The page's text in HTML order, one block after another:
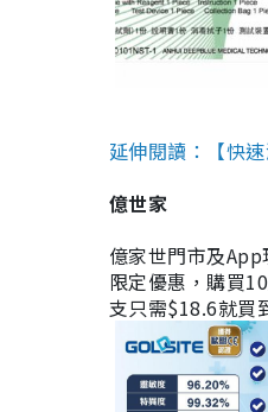
延伸閱讀：【快
億世家
億家世門市及
限定優惠，購買
支只需$18.6就買